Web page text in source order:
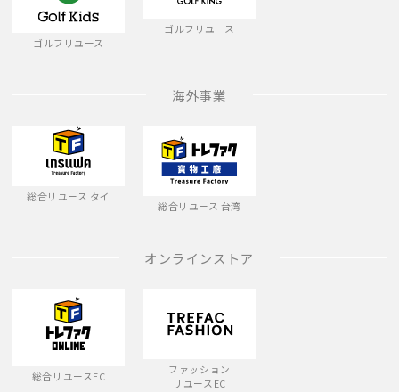
ゴルフリユース
ゴルフリユース
海外事業
総合リユース タイ
総合リユース 台湾
オンラインストア
総合リユースEC
ファッション
リユースEC